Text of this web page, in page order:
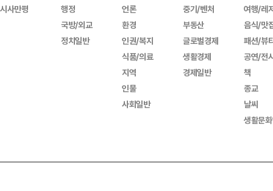
시사만평
행정
국방/외교
정치일반
언론
환경
인권/복지
식품/의료
지역
인물
사회일반
중기/벤처
부동산
글로벌경제
생활경제
경제일반
여행/레
음식/맛
패션/뷰
공연/전
책
종교
날씨
생활문